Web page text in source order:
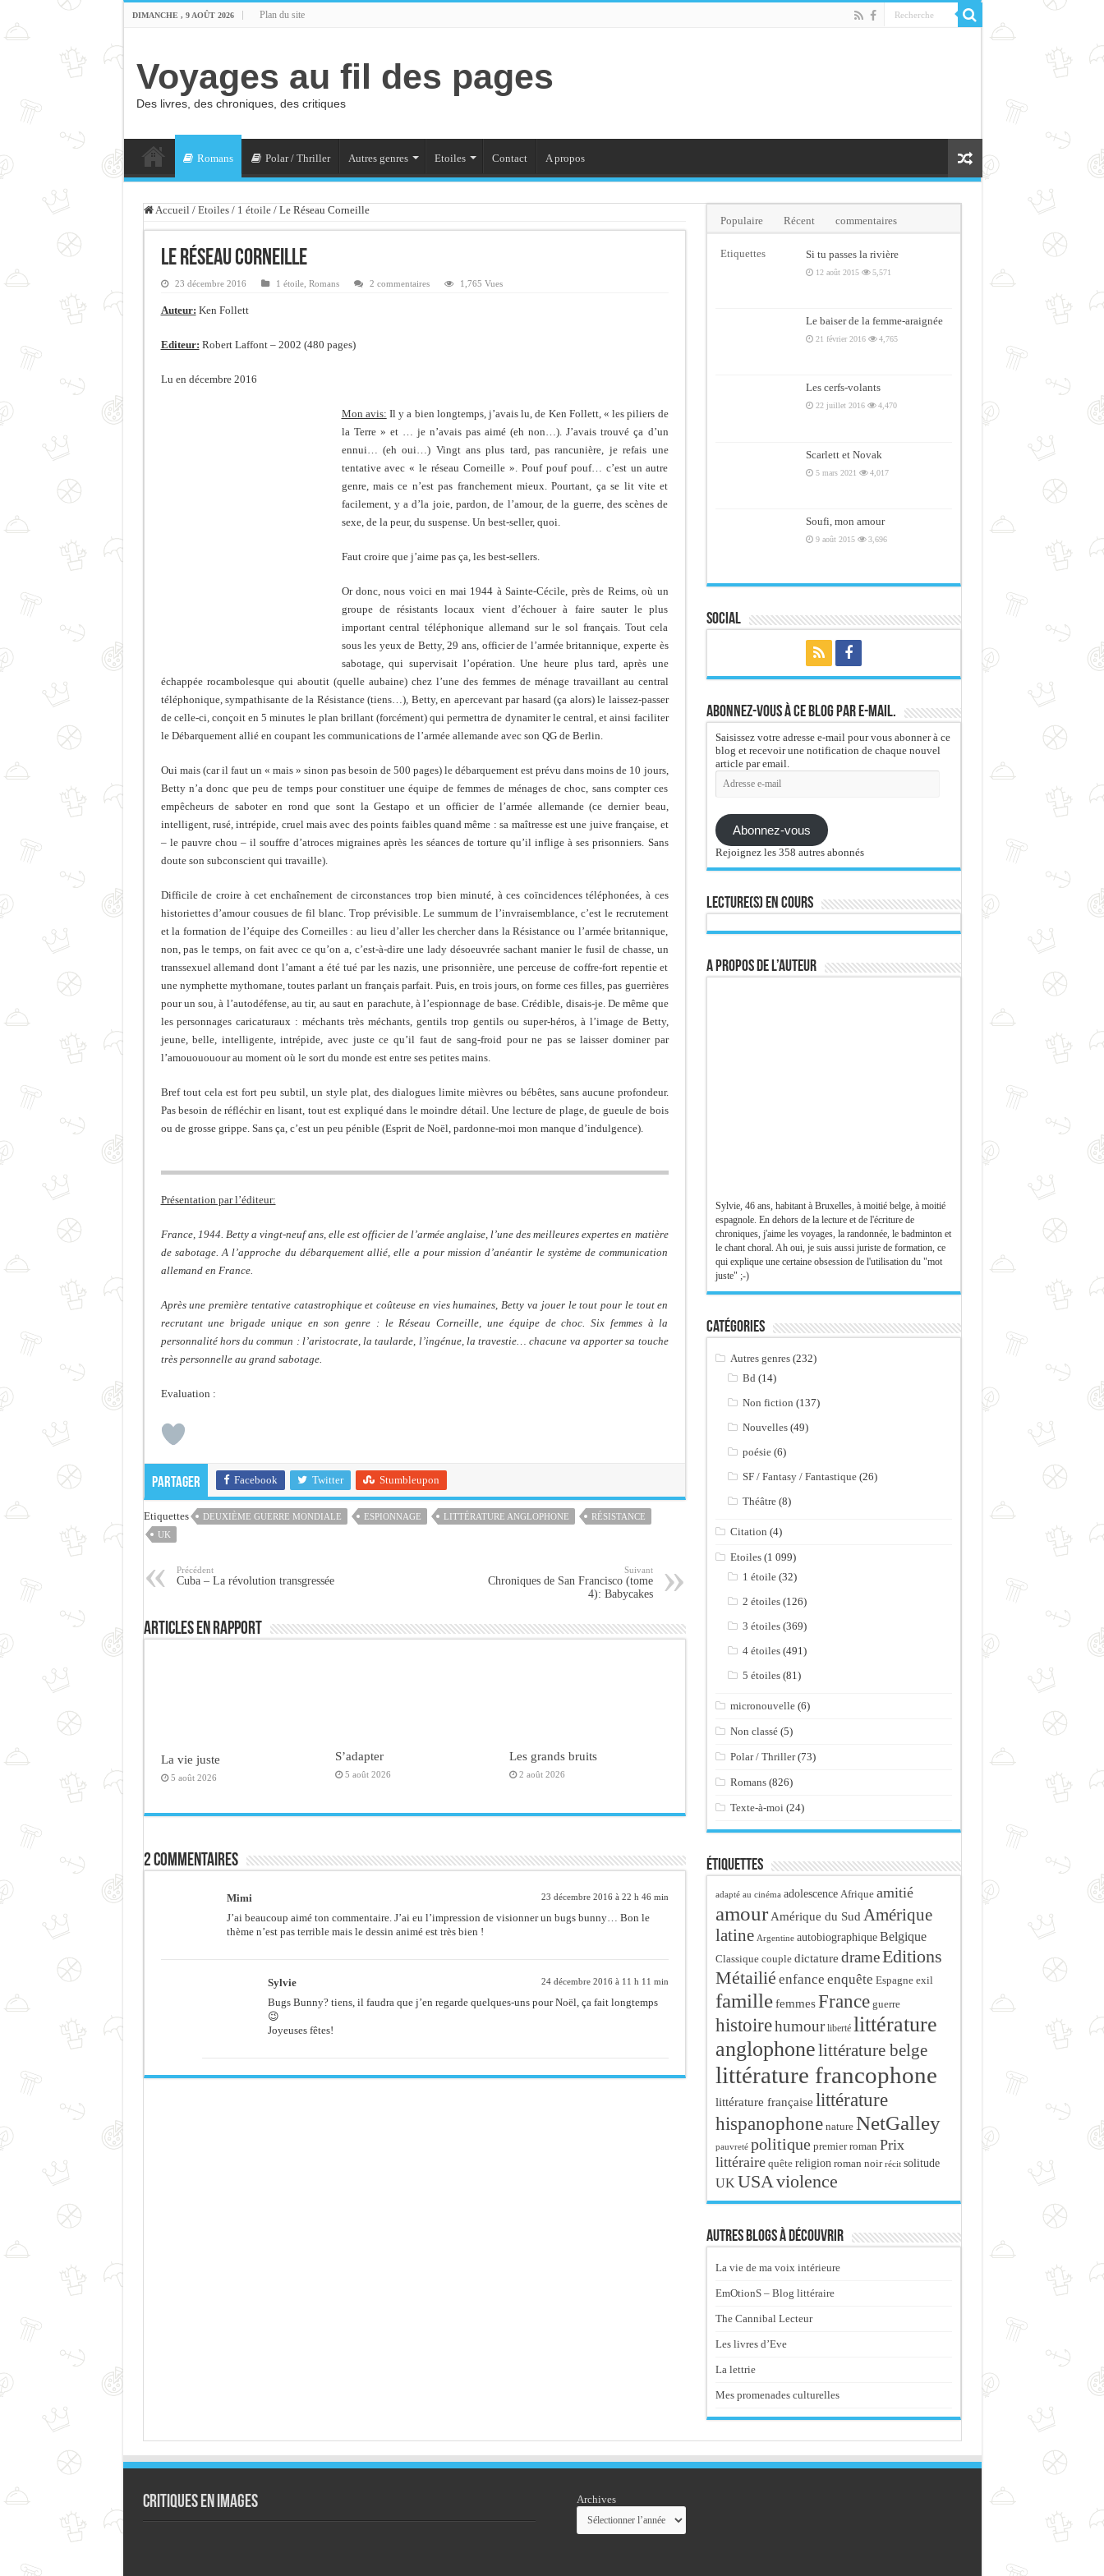
DIMANCHE , 9 AOÛT 2026 Plan du site
Voyages au fil des pages
Des livres, des chroniques, des critiques
Romans Polar / Thriller Autres genres Etoiles Contact A propos
Accueil / Etoiles / 1 étoile / Le Réseau Corneille
Le Réseau Corneille
23 décembre 2016 1 étoile, Romans 2 commentaires 1,765 Vues
Auteur: Ken Follett
Editeur: Robert Laffont – 2002 (480 pages)
Lu en décembre 2016
Mon avis: Il y a bien longtemps, j’avais lu, de Ken Follett, « les piliers de
la Terre » et … je n’avais pas aimé (eh non…). J’avais trouvé ça d’un
ennui… (eh oui…) Vingt ans plus tard, pas rancunière, je refais une
tentative avec « le réseau Corneille ». Pouf pouf pouf… c’est un autre
genre, mais ce n’est pas franchement mieux. Pourtant, ça se lit vite et
facilement, y a d’la joie, pardon, de l’amour, de la guerre, des scènes de
sexe, de la peur, du suspense. Un best-seller, quoi.
Faut croire que j’aime pas ça, les best-sellers.
Or donc, nous voici en mai 1944 à Sainte-Cécile, près de Reims, où un
groupe de résistants locaux vient d’échouer à faire sauter le plus
important central téléphonique allemand sur le sol français. Tout cela
sous les yeux de Betty, 29 ans, officier de l’armée britannique, experte ès
sabotage, qui supervisait l’opération. Une heure plus tard, après une
échappée rocambolesque qui aboutit (quelle aubaine) chez l’une des femmes de ménage travaillant au central
téléphonique, sympathisante de la Résistance (tiens…), Betty, en apercevant par hasard (ça alors) le laissez-passer
de celle-ci, conçoit en 5 minutes le plan brillant (forcément) qui permettra de dynamiter le central, et ainsi faciliter
le Débarquement allié en coupant les communications de l’armée allemande avec son QG de Berlin.
Oui mais (car il faut un « mais » sinon pas besoin de 500 pages) le débarquement est prévu dans moins de 10 jours,
Betty n’a donc que peu de temps pour constituer une équipe de femmes de ménages de choc, sans compter ces
empêcheurs de saboter en rond que sont la Gestapo et un officier de l’armée allemande (ce dernier beau,
intelligent, rusé, intrépide, cruel mais avec des points faibles quand même : sa maîtresse est une juive française, et
– le pauvre chou – il souffre d’atroces migraines après les séances de torture qu’il inflige à ses prisonniers. Sans
doute son subconscient qui travaille).
Difficile de croire à cet enchaînement de circonstances trop bien minuté, à ces coïncidences téléphonées, à ces
historiettes d’amour cousues de fil blanc. Trop prévisible. Le summum de l’invraisemblance, c’est le recrutement
et la formation de l’équipe des Corneilles : au lieu d’aller les chercher dans la Résistance ou l’armée britannique,
non, pas le temps, on fait avec ce qu’on a, c’est-à-dire une lady désoeuvrée sachant manier le fusil de chasse, un
transsexuel allemand dont l’amant a été tué par les nazis, une prisonnière, une perceuse de coffre-fort repentie et
une nymphette mythomane, toutes parlant un français parfait. Puis, en trois jours, on forme ces filles, pas guerrières
pour un sou, à l’autodéfense, au tir, au saut en parachute, à l’espionnage de base. Crédible, disais-je. De même que
les personnages caricaturaux : méchants très méchants, gentils trop gentils ou super-héros, à l’image de Betty,
jeune, belle, intelligente, intrépide, avec juste ce qu’il faut de sang-froid pour ne pas se laisser dominer par
l’amouououour au moment où le sort du monde est entre ses petites mains.
Bref tout cela est fort peu subtil, un style plat, des dialogues limite mièvres ou bébêtes, sans aucune profondeur.
Pas besoin de réfléchir en lisant, tout est expliqué dans le moindre détail. Une lecture de plage, de gueule de bois
ou de grosse grippe. Sans ça, c’est un peu pénible (Esprit de Noël, pardonne-moi mon manque d’indulgence).
Présentation par l’éditeur:
France, 1944. Betty a vingt-neuf ans, elle est officier de l’armée anglaise, l’une des meilleures expertes en matière
de sabotage. A l’approche du débarquement allié, elle a pour mission d’anéantir le système de communication
allemand en France.
Après une première tentative catastrophique et coûteuse en vies humaines, Betty va jouer le tout pour le tout en
recrutant une brigade unique en son genre : le Réseau Corneille, une équipe de choc. Six femmes à la
personnalité hors du commun : l’aristocrate, la taularde, l’ingénue, la travestie… chacune va apporter sa touche
très personnelle au grand sabotage.
Evaluation :
Partager Facebook Twitter Stumbleupon
Etiquettes DEUXIÈME GUERRE MONDIALE ESPIONNAGE LITTÉRATURE ANGLOPHONE
RÉSISTANCE
UK
Précédent
Cuba – La révolution transgressée
Suivant
Chroniques de San Francisco (tome
4): Babycakes
Articles en rapport
La vie juste
5 août 2026
S’adapter
5 août 2026
Les grands bruits
2 août 2026
2 commentaires
Mimi 23 décembre 2016 à 22 h 46 min
J’ai beaucoup aimé ton commentaire. J’ai eu l’impression de visionner un bugs bunny… Bon le
thème n’est pas terrible mais le dessin animé est très bien !
Sylvie 24 décembre 2016 à 11 h 11 min
Bugs Bunny? tiens, il faudra que j’en regarde quelques-uns pour Noël, ça fait longtemps
😉
Joyeuses fêtes!
Populaire Récent commentaires
Etiquettes Si tu passes la rivière
12 août 2015 5,571
Le baiser de la femme-araignée
21 février 2016 4,765
Les cerfs-volants
22 juillet 2016 4,470
Scarlett et Novak
5 mars 2021 4,017
Soufi, mon amour
9 août 2015 3,696
Social
Abonnez-vous à ce blog par e-mail.
Saisissez votre adresse e-mail pour vous abonner à ce
blog et recevoir une notification de chaque nouvel
article par email.
Adresse
Abonnez-vous
Rejoignez les 358 autres abonnés
Lecture(s) en cours
A propos de l’auteur
Sylvie, 46 ans, habitant à Bruxelles, à moitié belge, à moitié
espagnole. En dehors de la lecture et de l'écriture de
chroniques, j'aime les voyages, la randonnée, le badminton et
le chant choral. Ah oui, je suis aussi juriste de formation, ce
qui explique une certaine obsession de l'utilisation du "mot
juste" ;-)
Catégories
Autres genres (232)
Bd (14)
Non fiction (137)
Nouvelles (49)
poésie (6)
SF / Fantasy / Fantastique (26)
Théâtre (8)
Citation (4)
Etoiles (1 099)
1 étoile (32)
2 étoiles (126)
3 étoiles (369)
4 étoiles (491)
5 étoiles (81)
micronouvelle (6)
Non classé (5)
Polar / Thriller(73)
Romans (826)
Texte-à-moi (24)
Étiquettes
adapté au cinéma adolescence Afrique amitié
amour Amérique du Sud Amérique
latine Argentine autobiographique Belgique
Classique couple dictature drameEditions
Métailié enfance enquête Espagne exil
famille femmes France guerre
histoirehumour liberté littérature
anglophonelittérature belge
littérature francophone
littérature française littérature
hispanophone nature NetGalley
pauvreté politique premier roman Prix
littéraire quête religion roman noir récit solitude
UK USA violence
Autres blogs à découvrir
La vie de ma voix intérieure
EmOtionS – Blog littéraire
The Cannibal Lecteur
Les livres d’Eve
La lettrie
Mes promenades culturelles
Critiques en images Archives